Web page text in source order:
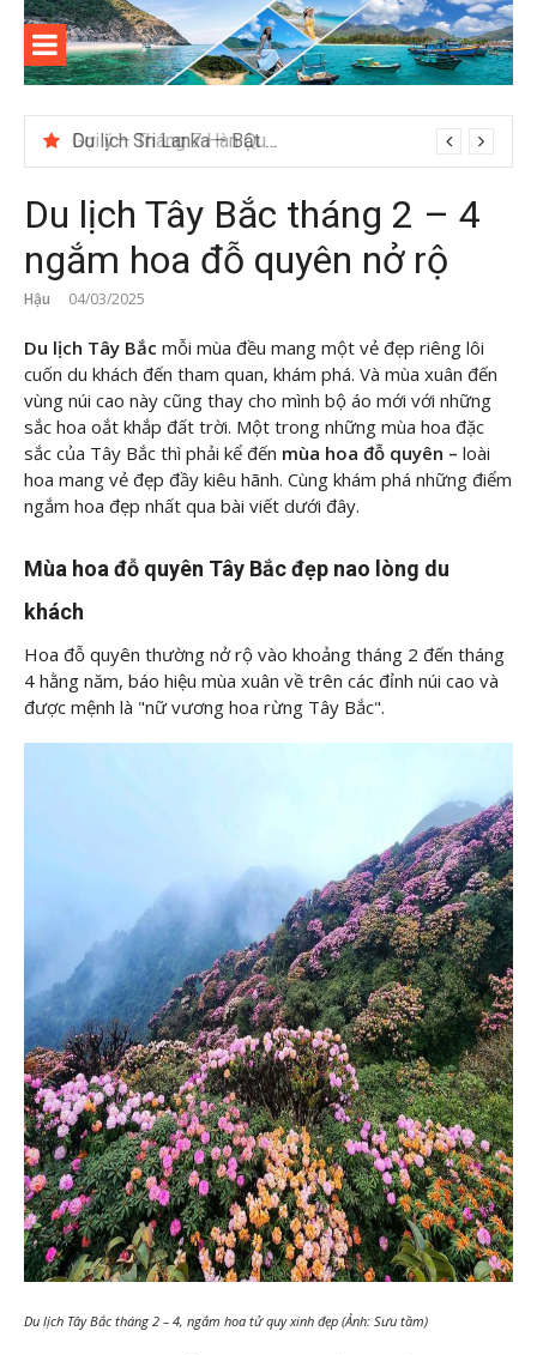
Skip
content
Kinh
nghiệm
du lịch
Côn Đảo
Thông tin và kinh nghiệm khi du lịch Côn Đảo
Gợi ý – Tháng 7 Hàn Quốc nên đi đâu, mặc gì đẹp?
Du lịch Tây Bắc tháng 2 – 4
ngắm hoa đỗ quyên nở rộ
Hậu 04/03/2025
Du lịch Tây Bắc mỗi mùa đều mang một vẻ đẹp riêng lôi
cuốn du khách đến tham quan, khám phá. Và mùa xuân đến
vùng núi cao này cũng thay cho mình bộ áo mới với những
sắc hoa oắt khắp đất trời. Một trong những mùa hoa đặc
sắc của Tây Bắc thì phải kể đến mùa hoa đỗ quyên – loài
hoa mang vẻ đẹp đầy kiêu hãnh. Cùng khám phá những điểm
ngắm hoa đẹp nhất qua bài viết dưới đây.
Mùa hoa đỗ quyên Tây Bắc đẹp nao lòng du
khách
Hoa đỗ quyên thường nở rộ vào khoảng tháng 2 đến tháng
4 hằng năm, báo hiệu mùa xuân về trên các đỉnh núi cao và
được mệnh là "nữ vương hoa rừng Tây Bắc".
Du lịch Tây Bắc tháng 2 – 4, ngắm hoa tử quy xinh đẹp (Ảnh: Sưu tầm)